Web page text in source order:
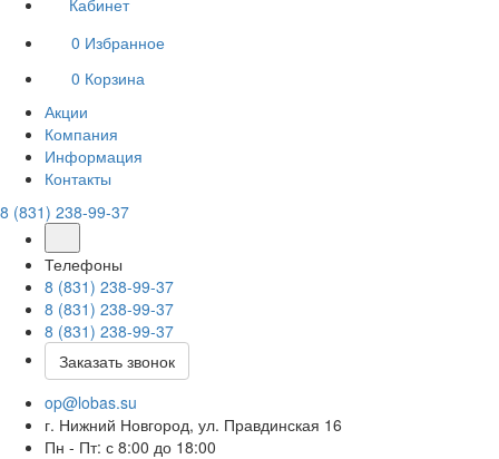
Кабинет
0 Избранное
0 Корзина
Акции
Компания
Информация
Контакты
8 (831) 238-99-37
Телефоны
8 (831) 238-99-37
8 (831) 238-99-37
8 (831) 238-99-37
Заказать звонок
op@lobas.su
г. Нижний Новгород, ул. Правдинская 16
Пн - Пт: с 8:00 до 18:00